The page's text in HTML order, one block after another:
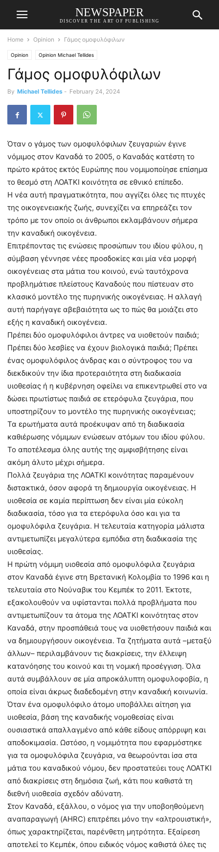
NEWSPAPER
DISCOVER THE ART OF PUBLISHING
Home Opinion Γάμος ομοφυλόφιλων
Opinion Opinion Michael Tellides
Γάμος ομοφυλόφιλων
By Michael Tellides - February 24, 2024
Όταν ο γάμος των ομοφυλόφιλων ζευγαριών έγινε
νόμιμος στον Καναδά το 2005, ο Καναδάς κατέστη το
πρώτο κράτος εκτός Ευρώπης που νομιμοποίησε επίσημα
το θεσμό στη ΛΟΑΤΚΙ κοινότητα σε εθνικό επίπεδο.
Η νέα αυτή πραγματικότητα, που αγγίζει όλες τις πτυχές
της οικογενειακής ζωής, συνεχίζει να επηρεάζει τον
τρόπο με τον οποίο οι άνθρωποι εκλαμβάνουν σήμερα
την καναδική οικογένεια.
Επιτρέποντας τις ενώσεις προσώπων του ιδίου φύλου, η
σύμβαση γέννησε νέες προσδοκίες και μία νέα μορφή
οικογένειας στα μάτια του κοινού, ενώ ταυτόχρονα
προβλημάτισε πλείστους Καναδούς που πίστευαν στο
κλασικό μοντέλο της πυρηνικής οικογένειας. Η αλλαγή
αυτή παρήγαγε αβεβαιότητα ως το πώς θα μοιάζει στο
εξής η καναδική οικογένεια.
Πρέπει δύο ομοφυλόφιλοι άντρες να υιοθετούν παιδιά;
Πρέπει δύο λεσβίες να έχουν βιολογικά παιδιά; Πρέπει
ένας ομοφυλόφιλος άνδρας και ο σύντροφος του να
διεκδικούν την ίδια προτεραιότητα στη διαδικασία
υιοθεσίας ή η κυβέρνηση οφείλει να επικεντρωθεί στο να
δώσει πρωτίστως παιδιά σε ετερόφυλα ζευγάρια, που
υποστηρίζουν το μοντέλο της πυρηνικής οικογένειας;
Τα ερωτήματα αυτά προέκυψαν από τη διαδικασία
καθιέρωσης νόμιμων ενώσεων ατόμων του ιδίου φύλου.
Το αποτέλεσμα όλης αυτής της αμφισβήτησης είναι
ακόμη άλυτο μέχρι σήμερα.
Πολλά ζευγάρια της ΛΟΑΤΚΙ κοινότητας παραμένουν
διστακτικά, όσον αφορά τη δημιουργία οικογένειας. Η
υιοθεσία σε καμία περίπτωση δεν είναι μία εύκολη
διαδικασία, τόσο για τα ετερόφυλα όσο και για τα
ομοφυλόφιλα ζευγάρια. Η τελευταία κατηγορία μάλιστα
αντιμετωπίζει μεγαλύτερα εμπόδια στη διαδικασία της
υιοθεσίας.
Η πρώτη νόμιμη υιοθεσία από ομοφυλόφιλα ζευγάρια
στον Καναδά έγινε στη Βρετανική Κολομβία το 1996 και η
τελευταία στο Νούναβικ του Κεμπέκ το 2011. Έκτοτε,
εξακολουθούν να υφίστανται πολλά προβλήματα που
αντιμετωπίζουν τα άτομα της ΛΟΑΤΚΙ κοινότητας στον
Καναδά, στην προσπάθειά τους να υιοθετήσουν παιδιά και
να δημιουργήσουν οικογένεια. Τα ζητήματα αυτά –μεταξύ
άλλων– περιλαμβάνουν τις διακρίσεις, την έλλειψη
κατανόησης του κοινού και τη νομική προσέγγιση. Όλα
αυτά συμβάλλουν σε μία απροκάλυπτη ομοφυλοφοβία, η
οποία είναι άκρως διαδεδομένη στην καναδική κοινωνία.
Όταν ένα ομοφυλόφιλο άτομο υποβάλλει αίτηση για
υιοθεσία, βάση της καναδικής νομοθεσίας είναι
ουσιαστικά απαλλαγμένο από κάθε είδους απόρριψη και
αποδοκιμασία. Ωστόσο, η νομιμότητα που εφαρμόστηκε
για τα ομοφυλόφιλα ζευγάρια, να θεωρούνται ίσα στα
μάτια του καναδικού νόμου, δεν προστατεύει τους ΛΟΑΤΚΙ
από διακρίσεις στη δημόσια ζωή, κάτι που καθιστά τη
διεθνή υιοθεσία σχεδόν αδύνατη.
Στον Καναδά, εξάλλου, ο νόμος για την υποβοηθούμενη
αναπαραγωγή (AHRC) επιτρέπει μόνο την «αλτρουιστική»,
όπως χαρακτηρίζεται, παρένθετη μητρότητα. Εξαίρεση
αποτελεί το Κεμπέκ, όπου ειδικός νόμος καθιστά όλες τις